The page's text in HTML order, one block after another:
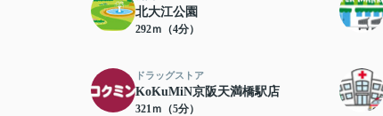
北大江公園
292ｍ（4分）
ドラッグストア
KoKuMiN京阪天満橋駅店
321ｍ（5分）